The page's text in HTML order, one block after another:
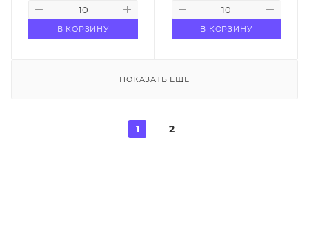
В КОРЗИНУ В КОРЗИНУ
ПОКАЗАТЬ ЕЩЕ
1 2